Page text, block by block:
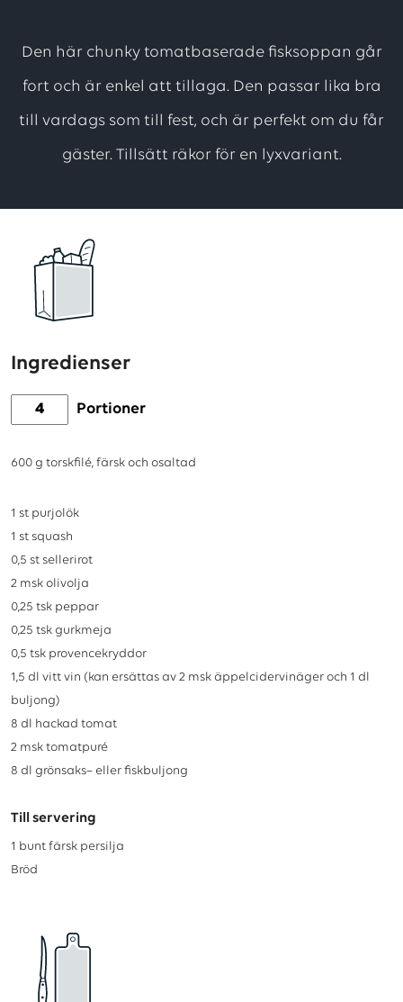
3
med
ett
genomsnittligt
på
Den här chunky tomatbaserade fisksoppan går
fort och är enkel att tillaga. Den passar lika bra
till vardags som till fest, och är perfekt om du får
gäster. Tillsätt räkor för en lyxvariant.
Ingredienser
Portioner
600 g torskfilé, färsk och osaltad
1 st purjolök
1 st squash
0,5 st sellerirot
2 msk olivolja
0,25 tsk peppar
0,25 tsk gurkmeja
0,5 tsk provencekryddor
1,5 dl vitt vin (kan ersättas av 2 msk äppelcidervinäger och 1 dl
buljong)
8 dl hackad tomat
2 msk tomatpuré
8 dl grönsaks– eller fiskbuljong
Till servering
1 bunt färsk persilja
Bröd